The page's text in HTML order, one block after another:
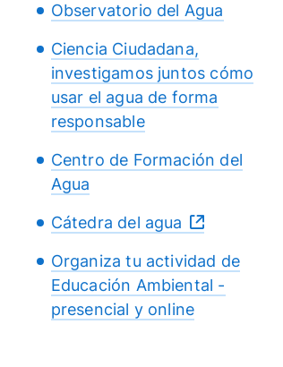
Observatorio del Agua
Ciencia Ciudadana,
investigamos juntos cómo
usar el agua de forma
responsable
Centro de Formación del
Agua
Cátedra del agua
Organiza tu actividad de
Educación Ambiental -
presencial y online